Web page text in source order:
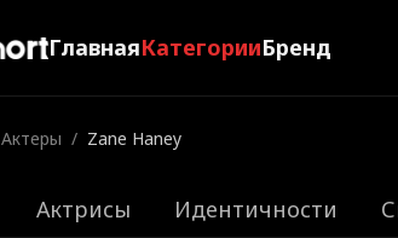
ГлавнаяКатегорииБренд
Актеры / Zane Haney
Актрисы Идентичности